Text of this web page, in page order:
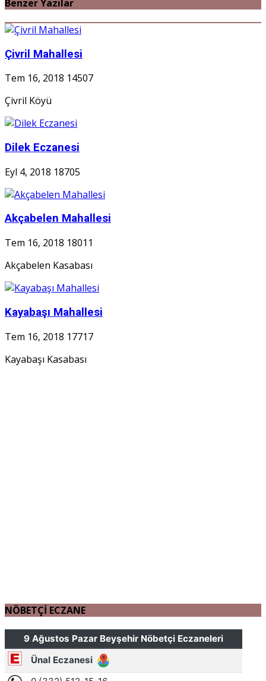
Benzer Yazılar
Çivril Mahallesi
Tem 16, 2018 14507
Çivril Köyü
Dilek Eczanesi
Eyl 4, 2018 18705
Akçabelen Mahallesi
Tem 16, 2018 18011
Akçabelen Kasabası
Kayabaşı Mahallesi
Tem 16, 2018 17717
Kayabaşı Kasabası
NÖBETÇİ ECZANE